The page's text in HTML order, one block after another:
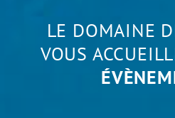
LE DOMAINE
VOUS